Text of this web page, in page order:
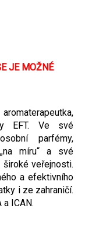
JE MOŽNÉ
EFT. Ve své
parfémy,
míru“ a své
veřejnosti.
a efektivního
i ze zahraničí.
ICAN.